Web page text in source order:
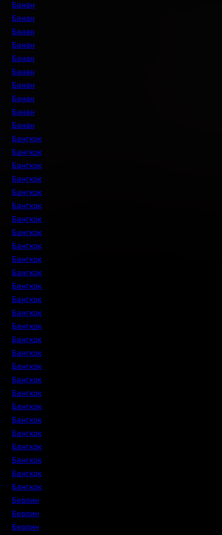
Банан
Банан
Банан
Банан
Банан
Банан
Банан
Банан
Банан
Банан
Бангкок
Бангкок
Бангкок
Бангкок
Бангкок
Бангкок
Бангкок
Бангкок
Бангкок
Бангкок
Бангкок
Бангкок
Бангкок
Бангкок
Бангкок
Бангкок
Бангкок
Бангкок
Бангкок
Бангкок
Бангкок
Бангкок
Бангкок
Бангкок
Бангкок
Бангкок
Бангкок
Берлин
Берлин
Берлин